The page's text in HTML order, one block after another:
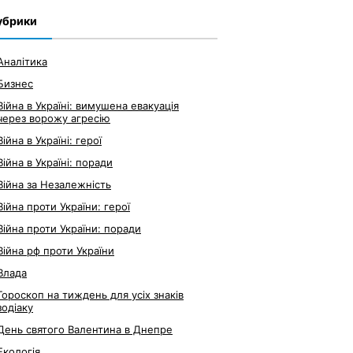
в Україні: вимушена евакуація
ворожу агресію
в Україні: герої
в Україні: поради
за Незалежність
проти України: герої
проти України: поради
рф проти України
на тиждень для усіх знаків
святого Валентина в Днепре